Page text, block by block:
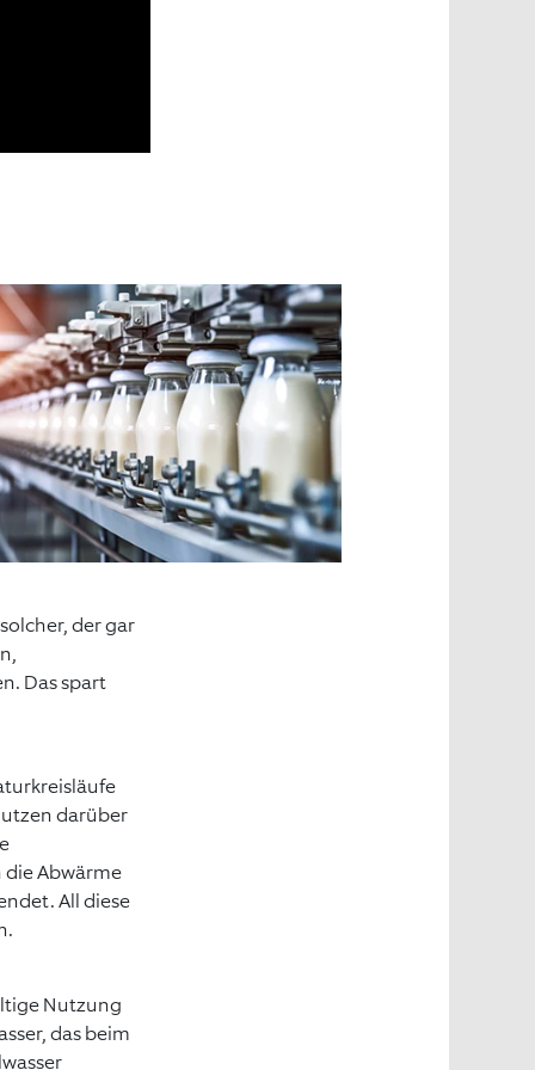
der gar
Das spart
darüber
Abwärme
All diese
Nutzung
das beim